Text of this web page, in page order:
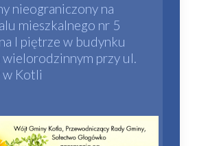
nieograniczony na
mieszkalnego nr 5
I piętrze w budynku
wielorodzinnym przy ul.
w Kotli